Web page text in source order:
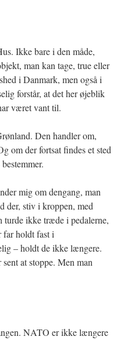
Ikke bare i den måde,
man kan tage, true eller
i Danmark, men også i
forstår, at det her øjeblik
været vant til.
Den handler om,
om der fortsat findes et sted
mig om dengang, man
der, stiv i kroppen, med
turde ikke træde i pedalerne,
far holdt fast i
– holdt de ikke længere.
at stoppe. Men man
NATO er ikke længere